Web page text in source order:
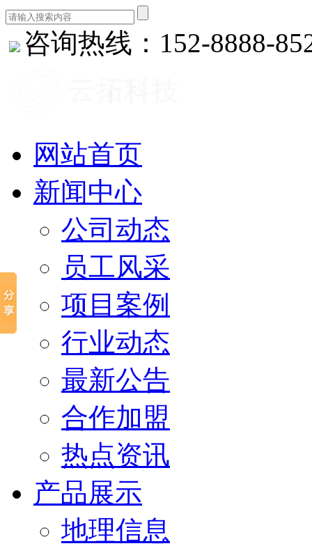
咨询热线：152-8888-
网站首页
新闻中心
公司动态
员工风采
项目案例
行业动态
最新公告
合作加盟
热点资讯
产品展示
地理信息